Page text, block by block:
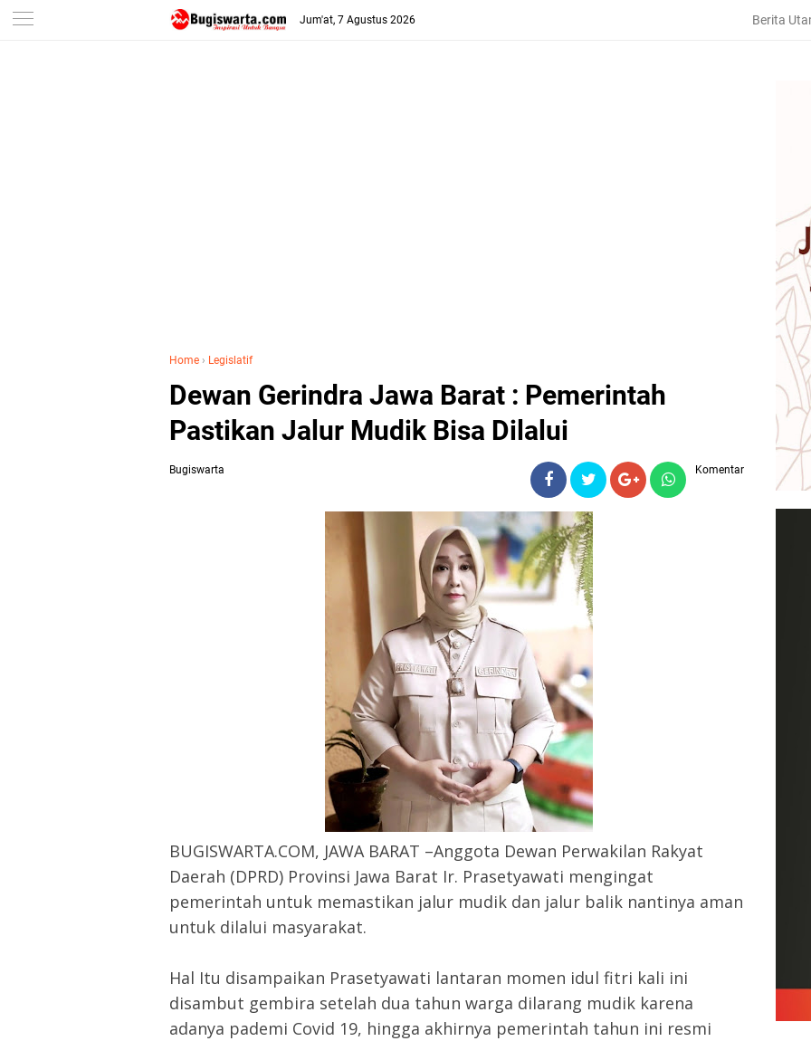
-->
Jum'at, 7 Agustus 2026 Berita
Home › Legislatif
Dewan Gerindra Jawa Barat : Pemerintah
Pastikan Jalur Mudik Bisa Dilalui
Bugiswarta Komentar
BUGISWARTA.COM, JAWA BARAT –Anggota Dewan Perwakilan Rakyat
Daerah (DPRD) Provinsi Jawa Barat Ir. Prasetyawati mengingat
pemerintah untuk memastikan jalur mudik dan jalur balik nantinya aman
untuk dilalui masyarakat.
Hal Itu disampaikan Prasetyawati lantaran momen idul fitri kali ini
disambut gembira setelah dua tahun warga dilarang mudik karena
adanya pademi Covid 19, hingga akhirnya pemerintah tahun ini resmi